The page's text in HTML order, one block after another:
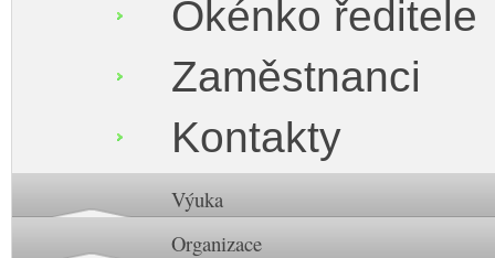
Okénko ředitele
Zaměstnanci
Kontakty
Výuka
Organizace